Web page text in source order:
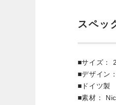
スペッ
■サイズ：
■デザイン
■ドイツ製
■素材：